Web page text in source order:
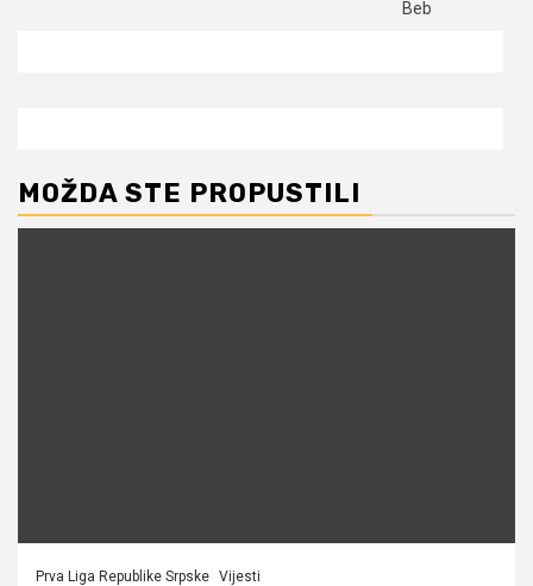
MOŽDA STE PROPUSTILI
Prva Liga Republike Srpske Vijesti